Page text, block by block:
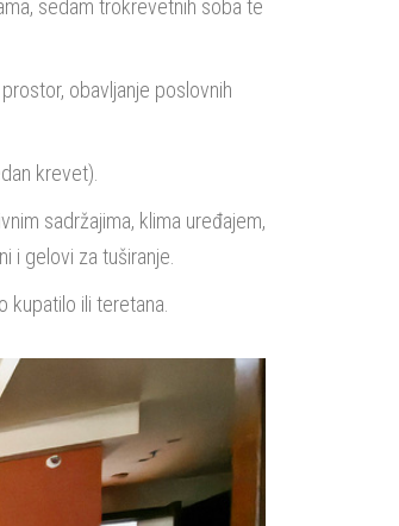
sedam trokrevetnih soba te
obavljanje poslovnih
krevet).
sadržajima, klima uređajem,
i gelovi za tuširanje.
kupatilo ili teretana.